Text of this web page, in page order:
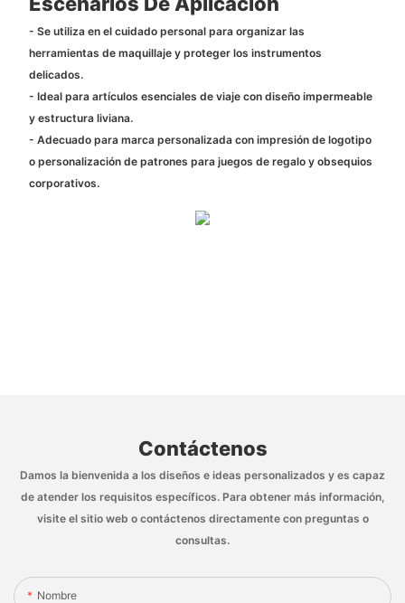
- Se utiliza en el cuidado personal para organizar las
herramientas de maquillaje y proteger los instrumentos
delicados.
- Ideal para artículos esenciales de viaje con diseño impermeable
y estructura liviana.
- Adecuado para marca personalizada con impresión de logotipo
o personalización de patrones para juegos de regalo y obsequios
corporativos.
Contáctenos
Damos la bienvenida a los diseños e ideas personalizados y es capaz
de atender los requisitos específicos. Para obtener más información,
visite el sitio web o contáctenos directamente con preguntas o
consultas.
Nombre